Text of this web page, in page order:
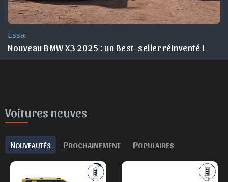
2025
Essai
Nouveau BMW X3 2025 : un Best-seller réinventé !
Voitures neuves
NOUVEAUTÉS PROCHAINEMENT POPULAIRES